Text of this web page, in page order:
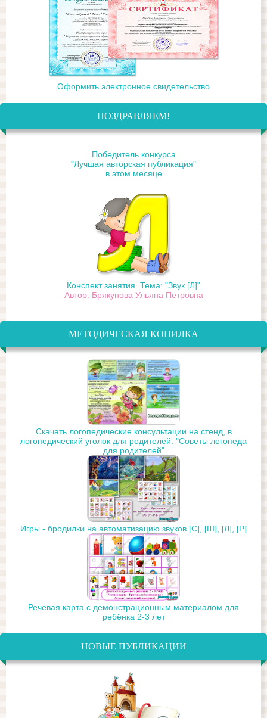
Оформить электронное свидетельство
ПОЗДРАВЛЯЕМ!
Победитель конкурса
"Лучшая авторская публикация"
в этом месяце
Конспект занятия. Тема: "Звук [Л]"
Автор: Брякунова Ульяна Петровна
МЕТОДИЧЕСКАЯ КОПИЛКА
Скачать логопедические консультации на стенд, в
логопедический уголок для родителей. "Советы логопеда
для родителей"
Игры - бродилки на автоматизацию звуков [С], [Ш], [Л], [Р]
Речевая карта с демонстрационным материалом для
ребёнка 2-3 лет
НОВЫЕ ПУБЛИКАЦИИ